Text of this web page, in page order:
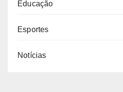
Educação
Esportes
Notícias